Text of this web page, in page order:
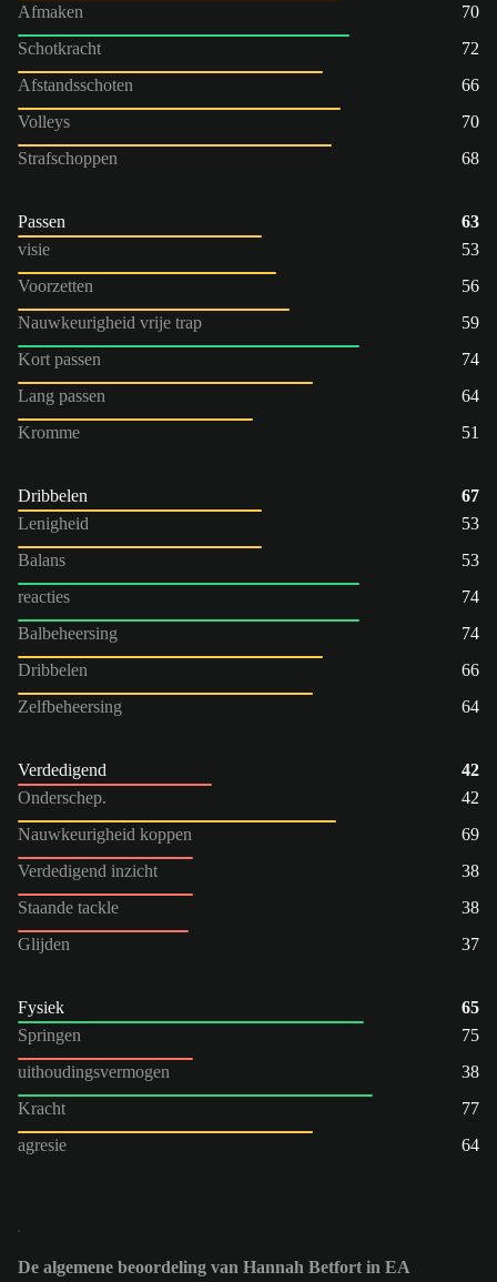
Afmaken
70
Schotkracht
72
Afstandsschoten
66
Volleys
70
Strafschoppen
68
Passen
63
visie
53
Voorzetten
56
Nauwkeurigheid vrije trap
59
Kort passen
74
Lang passen
64
Kromme
51
Dribbelen
67
Lenigheid
53
Balans
53
reacties
74
Balbeheersing
74
Dribbelen
66
Zelfbeheersing
64
Verdedigend
42
Onderschep.
42
Nauwkeurigheid koppen
69
Verdedigend inzicht
38
Staande tackle
38
Glijden
37
Fysiek
65
Springen
75
uithoudingsvermogen
38
Kracht
77
agresie
64
De algemene beoordeling van Hannah Betfort in EA